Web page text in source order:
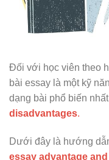
Đối với học viên theo
bài essay là một kỹ
dạng bài phổ biến
disadvantages.
Dưới đây là hướng
essay advantage